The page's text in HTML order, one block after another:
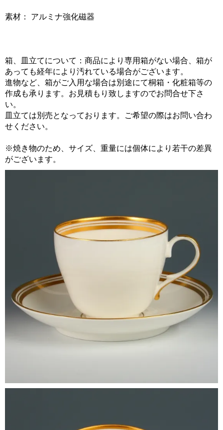
素材： アルミナ強化磁器
箱、皿立てについて：商品により専用箱がない場合、箱が
あっても経年により汚れている場合がございます。
進物など、箱がご入用な場合は別途にて桐箱・化粧箱等の
作成も承ります。お見積もり致しますのでお問合せ下さ
い。
皿立ては別売となっております。ご希望の際はお問い合わ
せください。
※焼き物のため、サイズ、重量には個体により若干の差異
がございます。